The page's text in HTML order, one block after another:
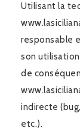
Utilisant la
responsable
son
de
indirecte
etc.).